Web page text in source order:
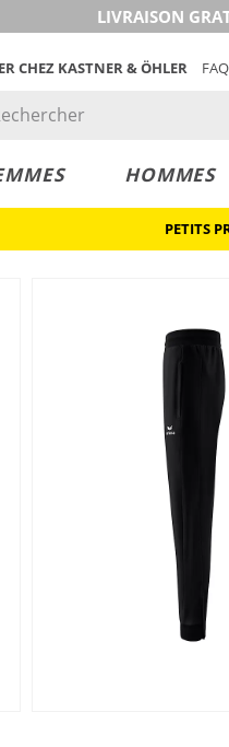
LIVRAISON
CHEZ KASTNER & ÖHLER FAQ
HOMMES
PETITS